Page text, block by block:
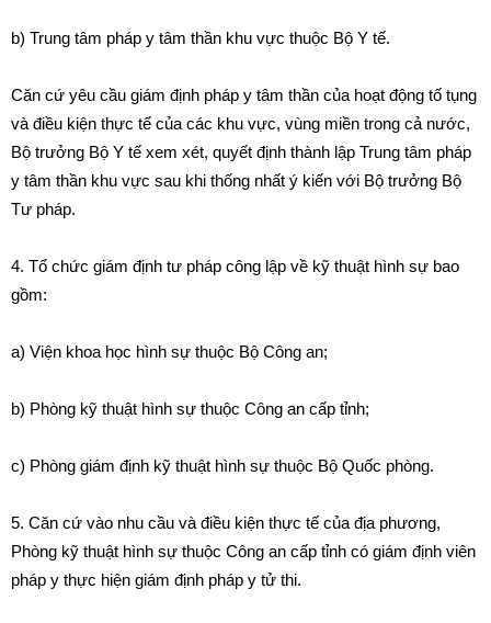
b) Trung tâm pháp y tâm thần khu vực thuộc Bộ Y tế.
Căn cứ yêu cầu giám định pháp y tâm thần của hoạt động tố tụng
và điều kiện thực tế của các khu vực, vùng miền trong cả nước,
Bộ trưởng Bộ Y tế xem xét, quyết định thành lập Trung tâm pháp
y tâm thần khu vực sau khi thống nhất ý kiến với Bộ trưởng Bộ
Tư pháp.
4. Tổ chức giám định tư pháp công lập về kỹ thuật hình sự bao
gồm:
a) Viện khoa học hình sự thuộc Bộ Công an;
b) Phòng kỹ thuật hình sự thuộc Công an cấp tỉnh;
c) Phòng giám định kỹ thuật hình sự thuộc Bộ Quốc phòng.
5. Căn cứ vào nhu cầu và điều kiện thực tế của địa phương,
Phòng kỹ thuật hình sự thuộc Công an cấp tỉnh có giám định viên
pháp y thực hiện giám định pháp y tử thi.